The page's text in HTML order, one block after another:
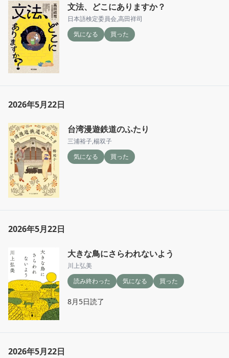
文法、どこにありますか？
日本語検定委員会,高田祥司
気になる
買った
2026年5月22日
台湾漫遊鉄道のふたり
三浦裕子,楊双子
気になる
買った
2026年5月22日
大きな鳥にさらわれないよう
川上弘美
読み終わった
気になる 買った
8月5日読了
2026年5月22日